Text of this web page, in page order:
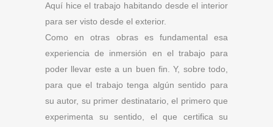
Aquí hice el trabajo habitando desde el interior
para ser visto desde el exterior.
Como en otras obras es fundamental esa
experiencia de inmersión en el trabajo para
poder llevar este a un buen fin. Y, sobre todo,
para que el trabajo tenga algún sentido para
su autor, su primer destinatario, el primero que
experimenta su sentido, el que certifica su